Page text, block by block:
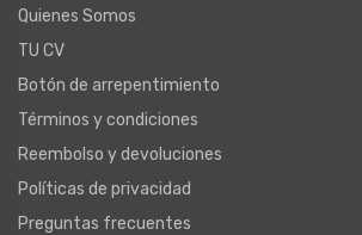
Quienes Somos
TU CV
Botón de arrepentimiento
Términos y condiciones
Reembolso y devoluciones
Políticas de privacidad
Preguntas frecuentes